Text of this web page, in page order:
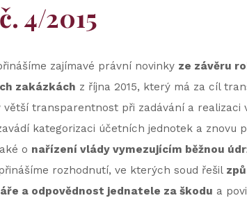
4/2015
zajímavé právní novinky ze závěru
zakázkách z října 2015, který má za cíl
transparentnost při zadávání a realizaci
kategorizaci účetních jednotek a znovu
o nařízení vlády vymezujícím běžnou
rozhodnutí, ve kterých soud řešil
a odpovědnost jednatele za škodu a